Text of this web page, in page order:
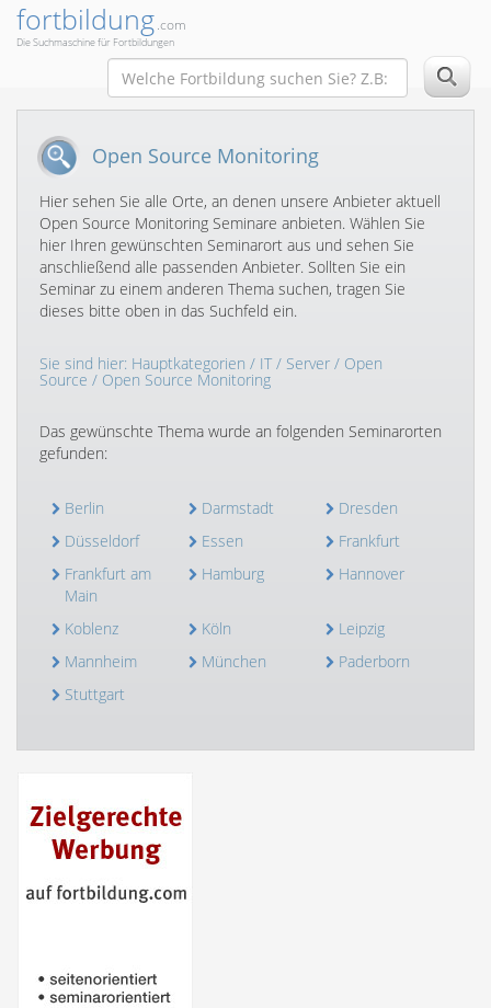
fortbildung.com
Die Suchmaschine für Fortbildungen
Open Source Monitoring
Hier sehen Sie alle Orte, an denen unsere Anbieter aktuell
Open Source Monitoring Seminare anbieten. Wählen Sie
hier Ihren gewünschten Seminarort aus und sehen Sie
anschließend alle passenden Anbieter. Sollten Sie ein
Seminar zu einem anderen Thema suchen, tragen Sie
dieses bitte oben in das Suchfeld ein.
Sie sind hier: Hauptkategorien / IT/ Server / Open
Source / Open Source Monitoring
Das gewünschte Thema wurde an folgenden Seminarorten
gefunden:
Berlin Darmstadt
Dresden
Düsseldorf
Essen
Frankfurt
Frankfurt am
Main
Hamburg Hannover
Koblenz Köln
Leipzig
Mannheim
München
Paderborn
Stuttgart